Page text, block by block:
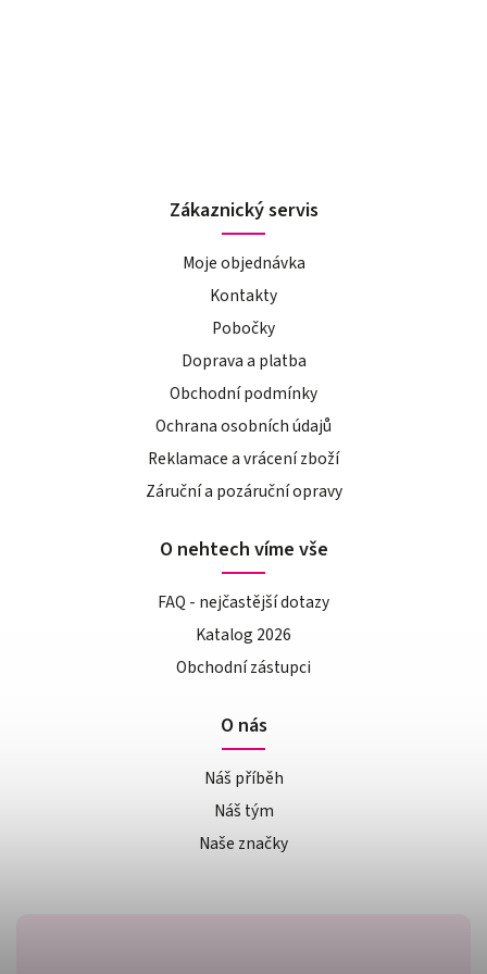
Zákaznický servis
Moje objednávka
Kontakty
Pobočky
Doprava a platba
Obchodní podmínky
Ochrana osobních údajů
Reklamace a vrácení zboží
Záruční a pozáruční opravy
O nehtech víme vše
FAQ - nejčastější dotazy
Katalog 2026
Obchodní zástupci
O nás
Náš příběh
Náš tým
Naše značky